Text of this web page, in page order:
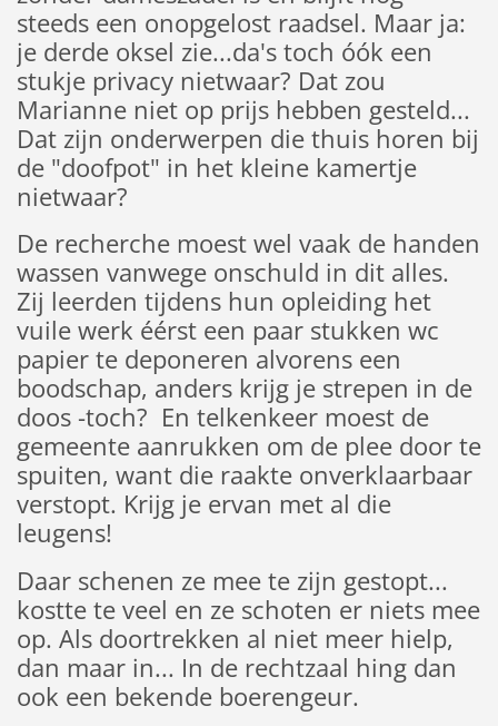
steeds een onopgelost raadsel. Maar ja:
je derde oksel zie...da's toch óók een
stukje privacy nietwaar? Dat zou
Marianne niet op prijs hebben gesteld...
Dat zijn onderwerpen die thuis horen bij
de "doofpot" in het kleine kamertje
nietwaar?
De recherche moest wel vaak de handen
wassen vanwege onschuld in dit alles.
Zij leerden tijdens hun opleiding het
vuile werk éérst een paar stukken wc
papier te deponeren alvorens een
boodschap, anders krijg je strepen in de
doos -toch? En telkenkeer moest de
gemeente aanrukken om de plee door te
spuiten, want die raakte onverklaarbaar
verstopt. Krijg je ervan met al die
leugens!
Daar schenen ze mee te zijn gestopt...
kostte te veel en ze schoten er niets mee
op. Als doortrekken al niet meer hielp,
dan maar in... In de rechtzaal hing dan
ook een bekende boerengeur.